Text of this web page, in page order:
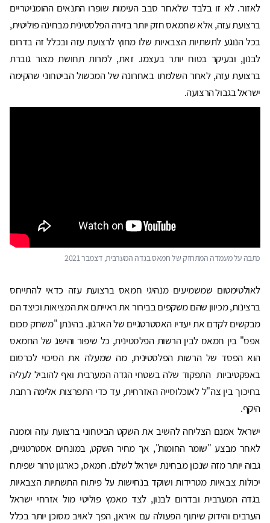
לאזור. לא זו בלבד שלאחר סבב העימות שופרו התנאים ההומניטריים
ברצועת עזה, אלא שחמאס חזק יותר בזירה הפלסטינית מבחינה פוליטית,
בכל הנוגע לתשתיות הצבאיות שלו מחוץ לרצועת עזה ובכלל זה בדרום
לבנון, ובעיקר בטוח יותר בעצמו. זאת, למרות תחושת מצור גוברת
ברצועת עזה, לאחר השלמתו באחרונה של המכשול הביטחוני שהקימה
ישראל בגבול הרצועה.
כתבה על מעמדה המתחזק של חמאס בגדה המערבית, דצמבר 2021
לאולטימטום שמשמיעים מנהיגי חמאס ברצועת עזה כדאי להתייחס
ברצינות, מכיוון שהם משקפים בבירור את ראייתם את המציאות וכיצד הם
מבקשים לקדם את יעדיו האסטרטגיים של הארגון. בהינתן "משחק סכום
אפס" בין חמאס לבין הרשות הפלסטינית, כל שיפור והישג של החמאס
הוא הפסד של הרשות הפלסטינית, מה שמעלה את הסיכוי לכרסום
באפקטיביות התפקוד שלה בשטחי הגדה המערבית ואף להוביל לעליה
בחיכוך בין צה"ל לאוכלוסייה האזרחית, עד כדי התפרצות אלימה רחבת
היקף.
ישראל אמנם הצליחה להשיב את השקט הביטחוני ברצועת עזה וממנה
לאחר מבצע "שומר החומות", אך מחיר השקט, במונחים אסטרטגיים,
גבוה יותר מזה שנכון מבחינת ישראל לשלם. חמאס, כארגון טרור שפיתח
יכולות צבאיות מטרידות ושוקד בנחישות על פיתוח התשתיות הצבאיות
בגדה המערבית ובדרום לבנון, לצד מאמץ פוליטי מול אזרחי ישראל
הערבים והידוק שיתוף הפעולה עם איראן, הפך לאויב מסוכן יותר בכלל